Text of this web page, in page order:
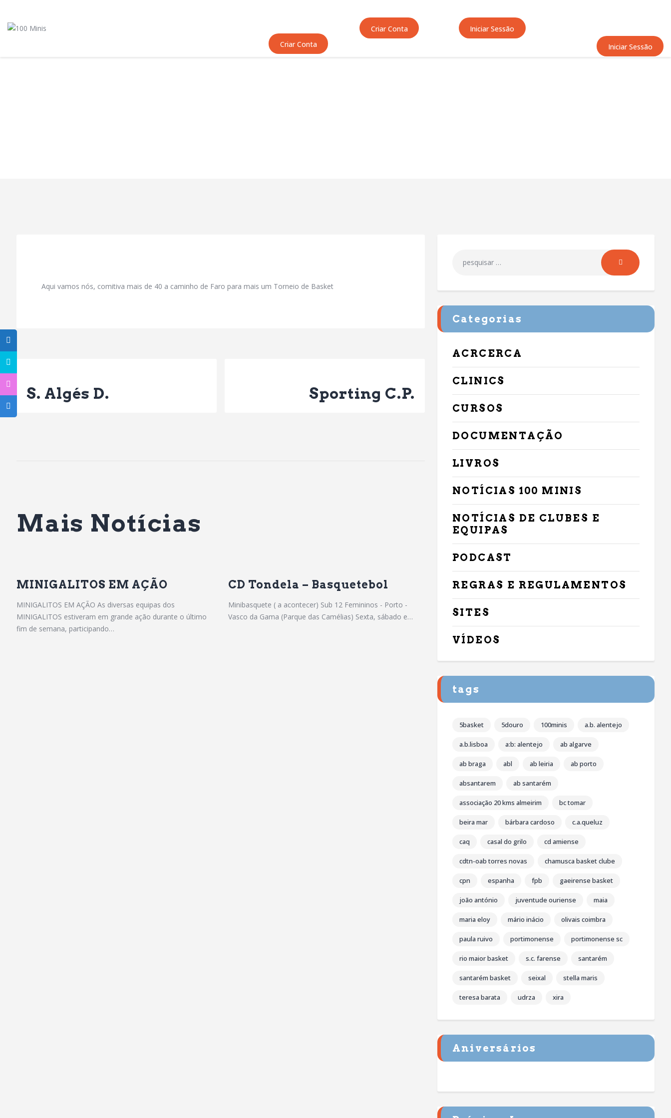
Criar Conta
Iniciar Sessão
Criar Conta
Iniciar Sessão
Equipas
Aqui vamos nós, comitiva mais de 40 a caminho de Faro para mais um Torneio de Basket
S. Algés D. Sporting C.P.
Mais Notícias
MINIGALITOS EM AÇÃO
MINIGALITOS EM AÇÃO As diversas equipas dos
MINIGALITOS estiveram em grande ação durante o último
fim de semana, participando…
CD Tondela – Basquetebol
Minibasquete ( a acontecer) Sub 12 Femininos - Porto -
Vasco da Gama (Parque das Camélias) Sexta, sábado e…
Categorias
ACRCERCA
CLINICS
CURSOS
DOCUMENTAÇÃO
LIVROS
NOTÍCIAS 100 MINIS
NOTÍCIAS DE CLUBES E
EQUIPAS
PODCAST
REGRAS E REGULAMENTOS
SITES
VÍDEOS
tags
5basket 5douro 100minis a.b. alentejo
a.b.lisboa a:b: alentejo ab algarve
ab braga abl ab leiria ab porto
absantarem ab santarém
associação 20 kms almeirim bc tomar
beira mar bárbara cardoso c.a.queluz
caq casal do grilo cd amiense
cdtn-oab torres novas chamusca basket clube
cpn espanha fpb gaeirense basket
joão antónio juventude ouriense maia
maria eloy mário inácio olivais coimbra
paula ruivo portimonense portimonense sc
rio maior basket s.c. farense santarém
santarém basket seixal stella maris
teresa barata udrza xira
Aniversários